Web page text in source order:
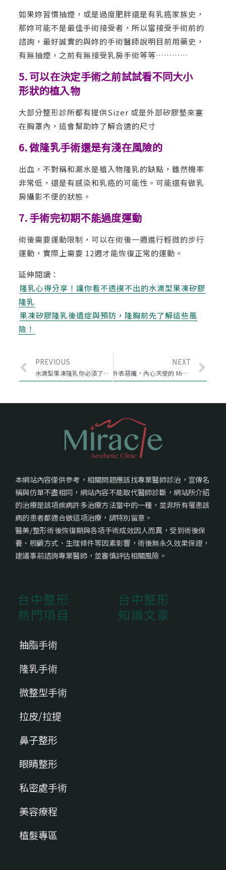
如果妳習慣抽煙，或是過度肥胖還是有乳癌家族史，
那妳可能不是最佳手術接受者，所以當接受手術前的
諮詢，最好誠實的與妳的手術醫師說明目前用藥史，
有無抽煙，之前有無接受乳房手術等等…………
5. 可以在決定手術之前試試看不同大小
形狀的植入物
大部分整形診所都有提供Sizer 或是外部矽膠墊來塞
在胸罩內，這會幫助妳了解合適的尺寸
6. 做隆乳手術還是有淺在風險的
出血，不對稱和漏水是植入物隆乳的缺點，雖然機率
非常低，還是有感染和乳癌的可能性。可能還有做乳
房攝影不便的狀態。
7. 手術完初期不能過度運動
術後需要運動限制，可以在術後一週進行輕微的步行
運動，實際上需要 12週才能恢復正常的運動。
延伸閱讀：
隆乳心得分享！讓你看不透摸不出的水滴型果凍矽膠
隆乳
果凍矽膠隆乳後遺症與預防，隆胸前先了解這些風
險！
PREVIOUS
水滴型果凍隆乳你必須了解的十個事實
NEXT
外表惡魔，內心天使的 Minotaur Syndrome
本網站內容僅供參考，相關問題應該找專業醫師診治，宣傳名
稱與仿單不盡相同，網站內容不能取代醫師診斷，網站所介紹
的治療是該項疾病許多治療方法當中的一種，並非所有罹患該
病的患者都適合做這項治療，請特別留意。
醫美/整形術後恢復期與各項手術成效因人而異，受到術後保
養、照顧方式、生理條件等因素影響，術後無永久效果保證，
建議事前諮詢專業醫師，並審慎評估相關風險。
台中整形
熱門項目
抽脂手術
隆乳手術
微整型手術
拉皮/拉提
鼻子整形
眼睛整形
私密處手術
美容療程
植髮專區
台中整形
知識文章